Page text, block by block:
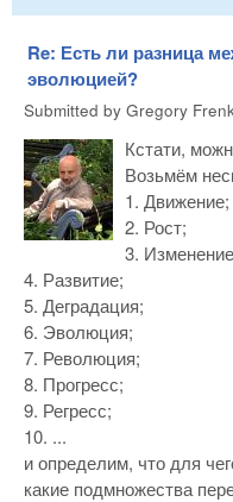
Re: Есть ли разница
эволюцией?
Submitted by Gregory
Кстати,
Возьмём
1. Движение;
2. Рост;
3.
4. Развитие;
5. Деградация;
6. Эволюция;
7. Революция;
8. Прогресс;
9. Регресс;
10. ...
и определим, что для
какие подмножества